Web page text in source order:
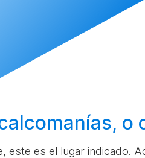
o
este es el lugar indicado.